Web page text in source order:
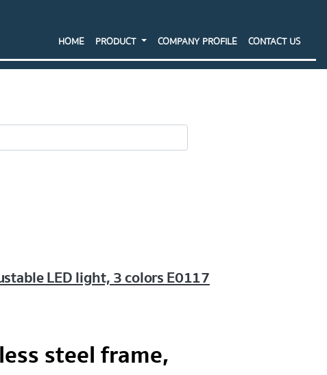
HOME PRODUCT COMPANY PROFILE CONTACT US
LED light, 3 colors E0117
steel frame,